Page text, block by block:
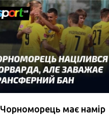
Чорноморець має намір